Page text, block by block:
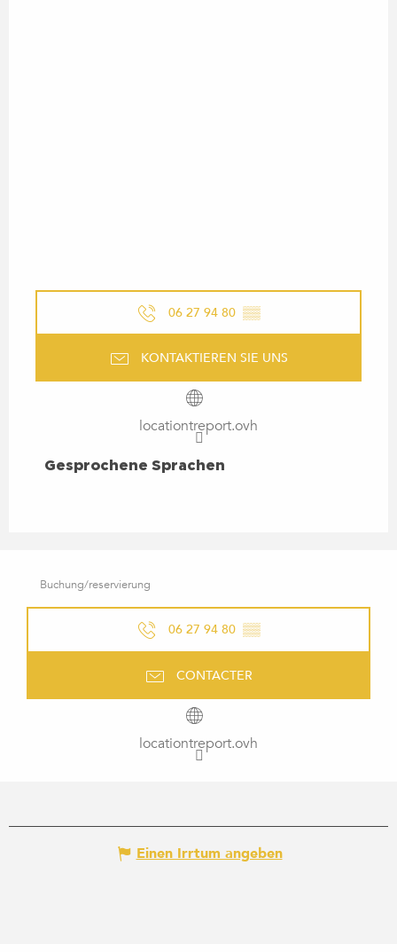
06 27 94 80 ▒▒
KONTAKTIEREN SIE UNS
locationtreport.ovh
GESPROCHENE SPRACHEN
Gesprochene Sprachen
Buchung/reservierung
06 27 94 80 ▒▒
CONTACTER
locationtreport.ovh
Einen Irrtum angeben